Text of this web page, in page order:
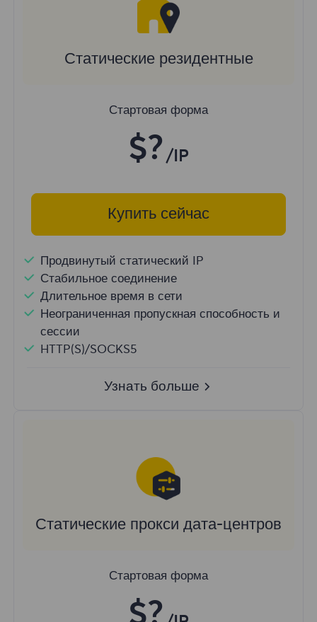
Статические резидентные
Стартовая форма
$? /IP
Купить сейчас
Продвинутый статический IP
Стабильное соединение
Длительное время в сети
Неограниченная пропускная способность и
сессии
HTTP(S)/SOCKS5
Узнать больше
Статические прокси дата-центров
Стартовая форма